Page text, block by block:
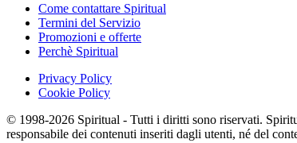
Come contattare Spiritual
Termini del Servizio
Promozioni e offerte
Perchè Spiritual
Privacy Policy
Cookie Policy
© 1998-2026 Spiritual - Tutti i diritti sono riservati.
responsabile dei contenuti inseriti dagli utenti, né del